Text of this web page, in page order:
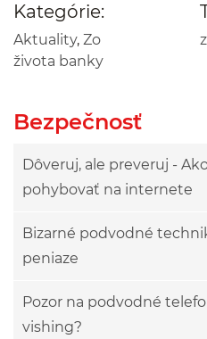
Kategórie:
Aktuality, Zo
života banky
Bezpečnosť
Dôveruj, ale preveruj -
pohybovať na internete
Bizarné podvodné
peniaze
Pozor na podvodné
vishing?